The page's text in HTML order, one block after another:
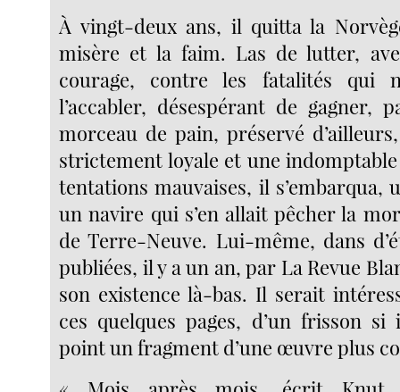
À vingt-deux ans, il quitta la
misère et la faim. Las de lutter,
courage, contre les fatalités qui
l’accabler, désespérant de gagner,
morceau de pain, préservé
strictement loyale et une
tentations mauvaises, il s’embarqua,
un navire qui s’en allait pêcher la
de Terre-Neuve. Lui-même, dans
publiées, il y a un an, par La Revue
son existence là-bas. Il serait
ces quelques pages, d’un frisson si
point un fragment d’une œuvre plus